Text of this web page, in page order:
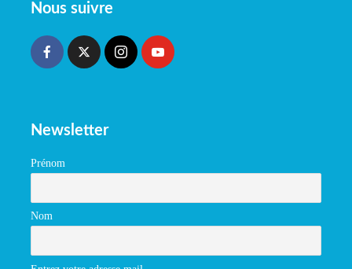
Nous suivre
Newsletter
Prénom
Nom